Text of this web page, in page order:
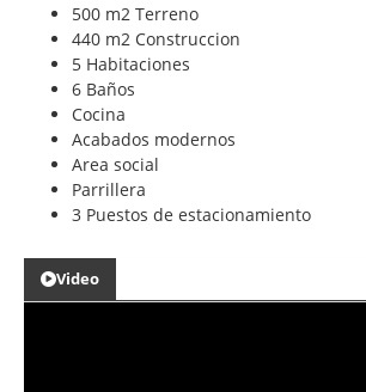
500 m2 Terreno
440 m2 Construccion
5 Habitaciones
6 Baños
Cocina
Acabados modernos
Area social
Parrillera
3 Puestos de estacionamiento
Video